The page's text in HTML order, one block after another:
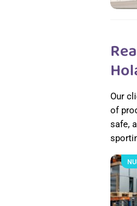
Our
of
safe,